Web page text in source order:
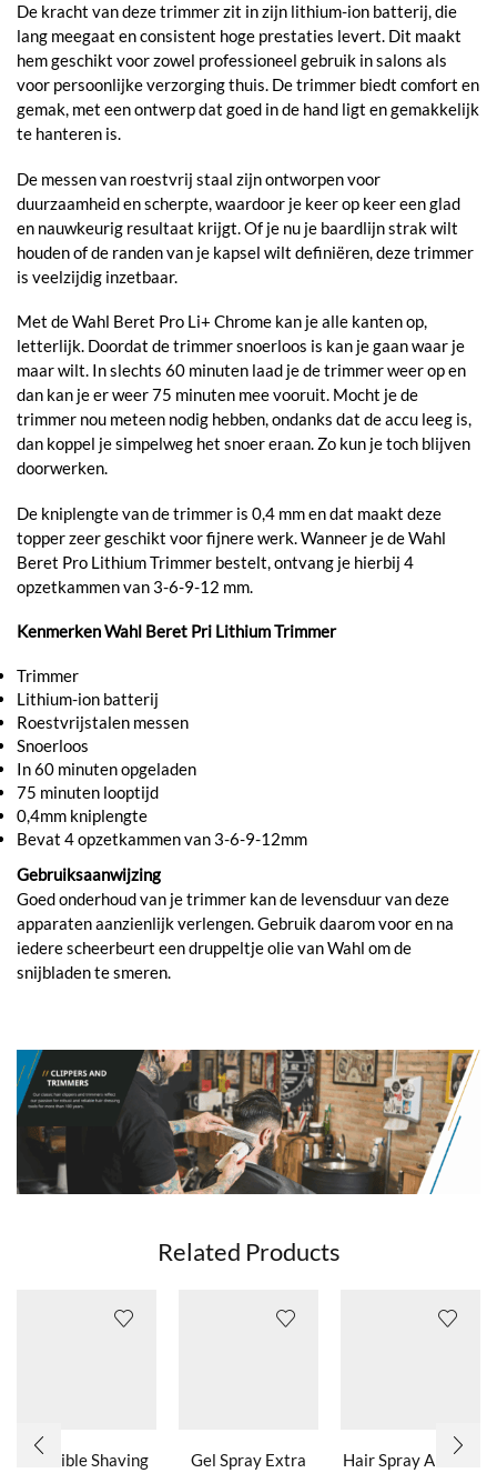
De kracht van deze trimmer zit in zijn lithium-ion batterij, die
lang meegaat en consistent hoge prestaties levert. Dit maakt
hem geschikt voor zowel professioneel gebruik in salons als
voor persoonlijke verzorging thuis. De trimmer biedt comfort en
gemak, met een ontwerp dat goed in de hand ligt en gemakkelijk
te hanteren is.
De messen van roestvrij staal zijn ontworpen voor
duurzaamheid en scherpte, waardoor je keer op keer een glad
en nauwkeurig resultaat krijgt. Of je nu je baardlijn strak wilt
houden of de randen van je kapsel wilt definiëren, deze trimmer
is veelzijdig inzetbaar.
Met de Wahl Beret Pro Li+ Chrome kan je alle kanten op,
letterlijk. Doordat de trimmer snoerloos is kan je gaan waar je
maar wilt. In slechts 60 minuten laad je de trimmer weer op en
dan kan je er weer 75 minuten mee vooruit. Mocht je de
trimmer nou meteen nodig hebben, ondanks dat de accu leeg is,
dan koppel je simpelweg het snoer eraan. Zo kun je toch blijven
doorwerken.
De kniplengte van de trimmer is 0,4 mm en dat maakt deze
topper zeer geschikt voor fijnere werk. Wanneer je de Wahl
Beret Pro Lithium Trimmer bestelt, ontvang je hierbij 4
opzetkammen van 3-6-9-12 mm.
Kenmerken Wahl Beret Pri Lithium Trimmer
Trimmer
Lithium-ion batterij
Roestvrijstalen messen
Snoerloos
In 60 minuten opgeladen
75 minuten looptijd
0,4mm kniplengte
Bevat 4 opzetkammen van 3-6-9-12mm
Gebruiksaanwijzing
Goed onderhoud van je trimmer kan de levensduur van deze
apparaten aanzienlijk verlengen. Gebruik daarom voor en na
iedere scheerbeurt een druppeltje olie van Wahl om de
snijbladen te smeren.
Related Products
Invisible Shaving
Gel Spray Extra
Hair Spray Antidot